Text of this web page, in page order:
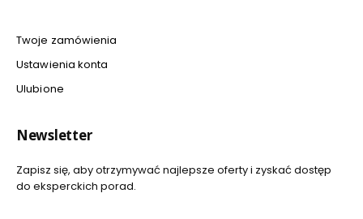
Twoje zamówienia
Ustawienia konta
Ulubione
Newsletter
Zapisz się, aby otrzymywać najlepsze oferty i zyskać dostęp
do eksperckich porad.